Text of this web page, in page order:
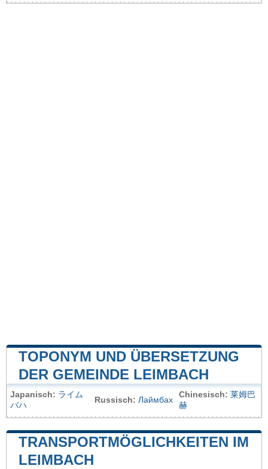
TOPONYM UND ÜBERSETZUNG
DER GEMEINDE LEIMBACH
Japanisch: ライム
バハ
Russisch: Лаймбах
Chinesisch: 莱姆巴
赫
TRANSPORTMÖGLICHKEITEN IM
LEIMBACH